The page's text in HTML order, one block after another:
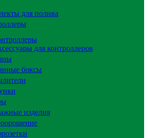
для полива
для контроллеров
боксы
изделия